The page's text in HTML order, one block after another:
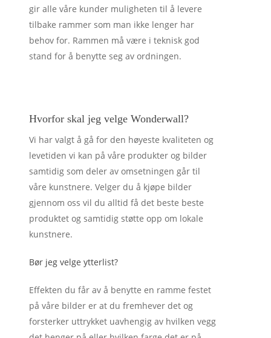
gir alle våre kunder muligheten til å levere
tilbake rammer som man ikke lenger har
behov for. Rammen må være i teknisk god
stand for å benytte seg av ordningen.
Hvorfor skal jeg velge Wonderwall?
Vi har valgt å gå for den høyeste kvaliteten og
levetiden vi kan på våre produkter og bilder
samtidig som deler av omsetningen går til
våre kunstnere. Velger du å kjøpe bilder
gjennom oss vil du alltid få det beste beste
produktet og samtidig støtte opp om lokale
kunstnere.
Bør jeg velge ytterlist?
Effekten du får av å benytte en ramme festet
på våre bilder er at du fremhever det og
forsterker uttrykket uavhengig av hvilken vegg